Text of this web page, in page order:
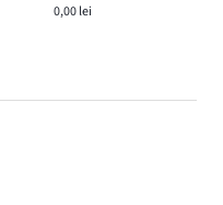
0,00 lei